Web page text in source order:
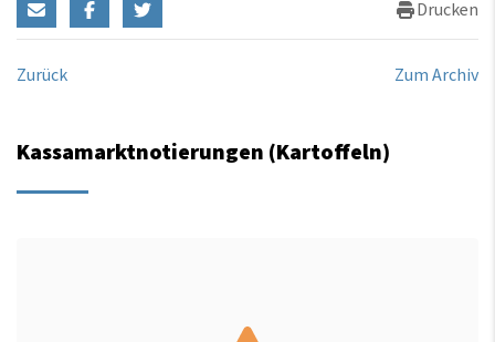
Drucken
Zurück Zum Archiv
Kassamarktnotierungen (Kartoffeln)